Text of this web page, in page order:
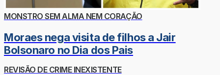
MONSTRO SEM ALMA NEM CORAÇÃO
Moraes nega visita de filhos a Jair
Bolsonaro no Dia dos Pais
REVISÃO DE CRIME INEXISTENTE